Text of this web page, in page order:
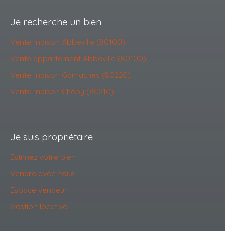
Je recherche un bien
Vente maison Abbeville (80100)
Vente appartement Abbeville (80100)
Vente maison Gamaches (80220)
Vente maison Chépy (80210)
Je suis propriétaire
Estimez votre bien
Vendre avec nous
Espace vendeur
Gestion locative